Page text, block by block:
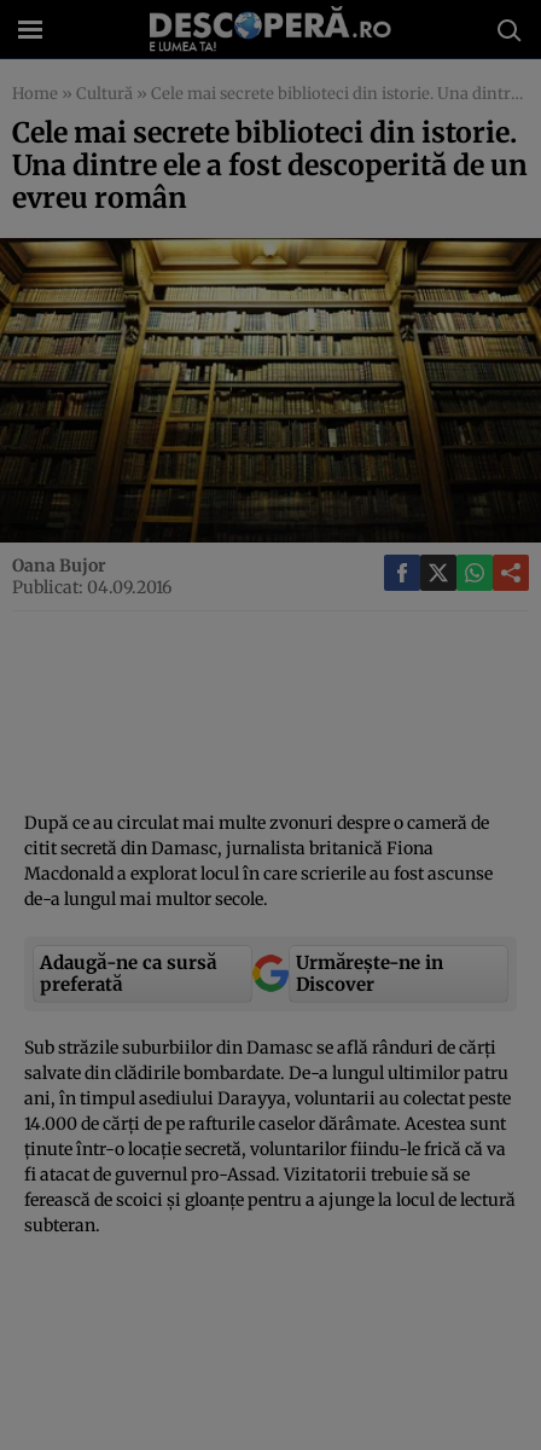
Home » Cultură » Cele mai secrete biblioteci din istorie. Una dintre ele a fost descoperită de un evreu român
Cele mai secrete biblioteci din istorie.
Una dintre ele a fost descoperită de un
evreu român
Oana Bujor
Publicat: 04.09.2016
După ce au circulat mai multe zvonuri despre o cameră de
citit secretă din Damasc, jurnalista britanică Fiona
Macdonald a explorat locul în care scrierile au fost ascunse
de-a lungul mai multor secole.
Adaugă-ne ca sursă
preferată
Urmărește-ne in
Discover
Sub străzile suburbiilor din Damasc se află rânduri de cărţi
salvate din clădirile bombardate. De-a lungul ultimilor patru
ani, în timpul asediului Darayya, voluntarii au colectat peste
14.000 de cărţi de pe rafturile caselor dărâmate. Acestea sunt
ţinute într-o locaţie secretă, voluntarilor fiindu-le frică că va
fi atacat de guvernul pro-Assad. Vizitatorii trebuie să se
ferească de scoici şi gloanţe pentru a ajunge la locul de lectură
subteran.